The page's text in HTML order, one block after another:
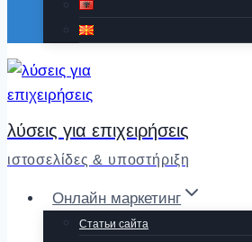
λύσεις για επιχειρήσεις
ιστοσελίδες & υποστήριξη
Онлайн маркетинг
Статьи сайта